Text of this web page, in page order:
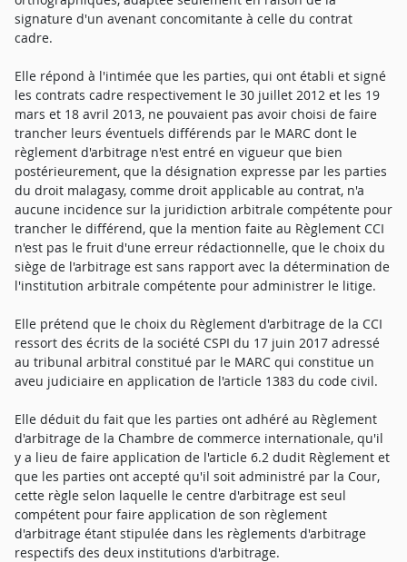
signature d'un avenant concomitante à celle du contrat
cadre.
Elle répond à l'intimée que les parties, qui ont établi et signé
les contrats cadre respectivement le 30 juillet 2012 et les 19
mars et 18 avril 2013, ne pouvaient pas avoir choisi de faire
trancher leurs éventuels différends par le MARC dont le
règlement d'arbitrage n'est entré en vigueur que bien
postérieurement, que la désignation expresse par les parties
du droit malagasy, comme droit applicable au contrat, n'a
aucune incidence sur la juridiction arbitrale compétente pour
trancher le différend, que la mention faite au Règlement CCI
n'est pas le fruit d'une erreur rédactionnelle, que le choix du
siège de l'arbitrage est sans rapport avec la détermination de
l'institution arbitrale compétente pour administrer le litige.
Elle prétend que le choix du Règlement d'arbitrage de la CCI
ressort des écrits de la société CSPI du 17 juin 2017 adressé
au tribunal arbitral constitué par le MARC qui constitue un
aveu judiciaire en application de l'article 1383 du code civil.
Elle déduit du fait que les parties ont adhéré au Règlement
d'arbitrage de la Chambre de commerce internationale, qu'il
y a lieu de faire application de l'article 6.2 dudit Règlement et
que les parties ont accepté qu'il soit administré par la Cour,
cette règle selon laquelle le centre d'arbitrage est seul
compétent pour faire application de son règlement
d'arbitrage étant stipulée dans les règlements d'arbitrage
respectifs des deux institutions d'arbitrage.